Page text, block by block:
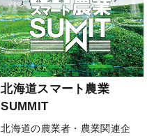
北海道スマート農業
SUMMIT
北海道の農業者・農業関連企